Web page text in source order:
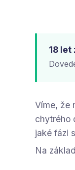
18
Víme, že
chytrého
jaké fázi
Na